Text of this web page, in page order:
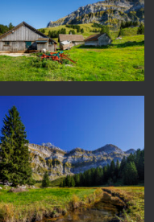
25-09-19-1065
25-09-19-1165-